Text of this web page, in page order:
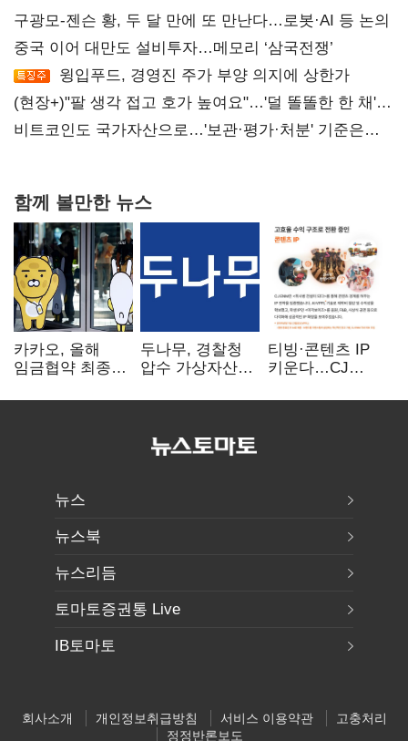
구광모-젠슨 황, 두 달 만에 또 만난다…로봇·AI 등 논의
중국 이어 대만도 설비투자…메모리 ‘삼국전쟁’
윙입푸드, 경영진 주가 부양 의지에 상한가
(현장+)"팔 생각 접고 호가 높여요"…'덜 똘똘한 한 채'
20억 키맞추기
비트코인도 국가자산으로…'보관·평가·처분' 기준은
함께 볼만한 뉴스
카카오, 올해
임금협약 최종
인상·격려금
두나무, 경찰청
압수 가상자산
커스터디 사업
티빙·콘텐츠 IP
키운다…CJ
글로벌 확장 가속
뉴스
뉴스북
뉴스리듬
토마토증권통 Live
IB토마토
회사소개 개인정보취급방침 서비스 이용약관
고충처리
정정반론보도